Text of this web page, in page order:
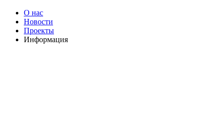
О нас
Новости
Проекты
Информация